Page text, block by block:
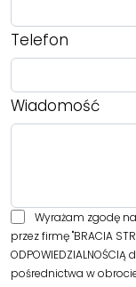
Telefon
Wiadomość
Wyrażam zgodę
przez firmę "BRACIA
pośrednictwa w